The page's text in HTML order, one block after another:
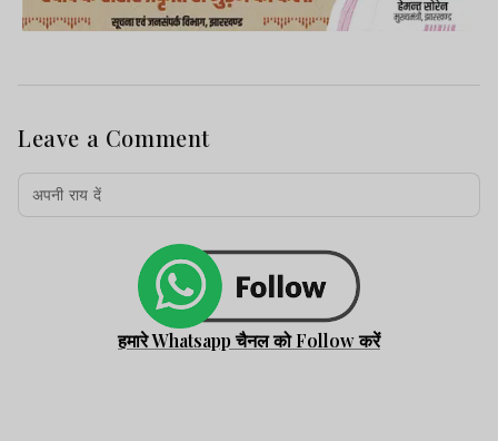
Leave a Comment
हमारे Whatsapp चैनल को Follow करें